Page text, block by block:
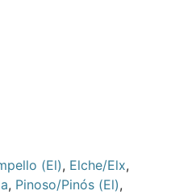
(El), Elche/Elx,
, Pinoso/Pinós (El),